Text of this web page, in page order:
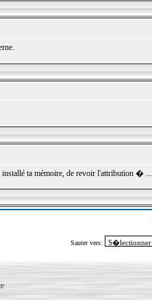
installé ta mémoire, de revoir l'attribution � ...
Sauter vers: